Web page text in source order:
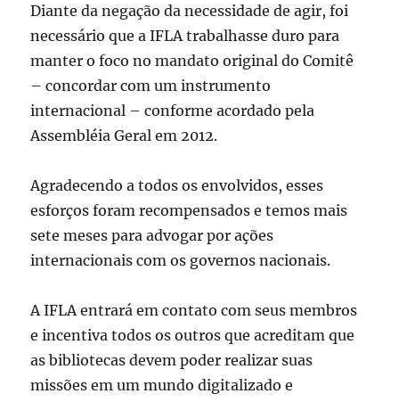
Diante da negação da necessidade de agir, foi
necessário que a IFLA trabalhasse duro para
manter o foco no mandato original do Comitê
– concordar com um instrumento
internacional – conforme acordado pela
Assembléia Geral em 2012.
Agradecendo a todos os envolvidos, esses
esforços foram recompensados ​​e temos mais
sete meses para advogar por ações
internacionais com os governos nacionais.
A IFLA entrará em contato com seus membros
e incentiva todos os outros que acreditam que
as bibliotecas devem poder realizar suas
missões em um mundo digitalizado e